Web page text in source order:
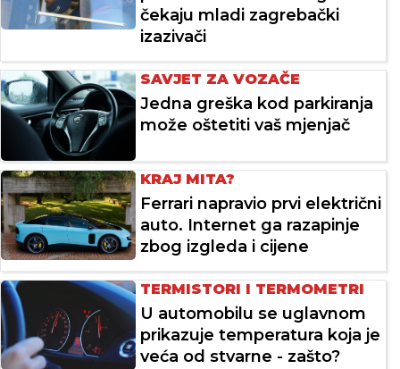
čekaju mladi zagrebački
izazivači
SAVJET ZA VOZAČE
Jedna greška kod parkiranja
može oštetiti vaš mjenjač
KRAJ MITA?
Ferrari napravio prvi električni
auto. Internet ga razapinje
zbog izgleda i cijene
TERMISTORI I TERMOMETRI
U automobilu se uglavnom
prikazuje temperatura koja je
veća od stvarne - zašto?